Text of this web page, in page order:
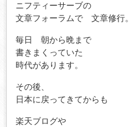
ニフティーサーブの
文章フォーラムで 文章修行。
毎日 朝から晩まで
書きまくっていた
時代があります。
その後、
日本に戻ってきてからも
楽天ブログや